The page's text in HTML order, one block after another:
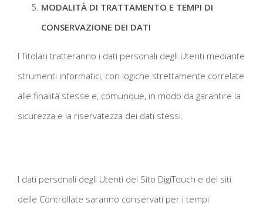
MODALITÀ DI TRATTAMENTO E TEMPI DI
CONSERVAZIONE DEI DATI
I Titolari tratteranno i dati personali degli Utenti mediante
strumenti informatici, con logiche strettamente correlate
alle finalità stesse e, comunque, in modo da garantire la
sicurezza e la riservatezza dei dati stessi.
I dati personali degli Utenti del Sito DigiTouch e dei siti
delle Controllate saranno conservati per i tempi